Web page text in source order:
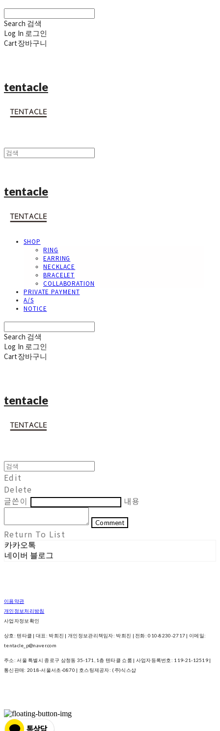
Search 검색
Log In 로그인
Cart장바구니
tentacle
tentacle
SHOP
RING
EARRING
NECKLACE
BRACELET
COLLABORATION
PRIVATE PAYMENT
A/S
NOTICE
Search 검색
Log In 로그인
Cart장바구니
tentacle
Edit
Delete
글쓴이
내용
Comment
Return To List
카카오톡
네이버 블로그
이용약관
개인정보처리방침
사업자정보확인
상호: 텐타클 | 대표: 박희진 | 개인정보관리책임자: 박희진 | 전화: 010-8230-2717 | 이메일:
tentacle_p@naver.com
주소: 서울 특별시 종로구 삼청동 35-171, 1층 텐타클 쇼룸 | 사업자등록번호: 119-21-12519 |
통신판매: 2018-서울서초-0870 | 호스팅제공자: (주)식스샵